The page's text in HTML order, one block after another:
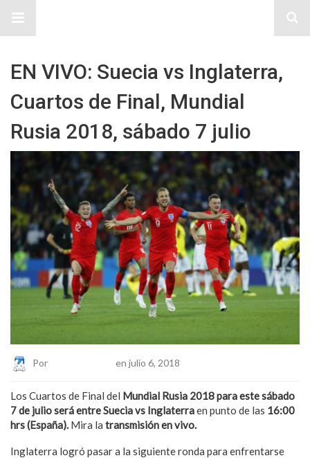
EN VIVO: Suecia vs Inglaterra,
Cuartos de Final, Mundial
Rusia 2018, sábado 7 julio
Por en julio 6, 2018
Los Cuartos de Final del Mundial Rusia 2018 para estesábado
7 de julio será entreSuecia vs Inglaterraen punto de las 16:00
hrs (España). Mira la transmisión en vivo.
Inglaterra logró pasar a la siguiente ronda para enfrentarse